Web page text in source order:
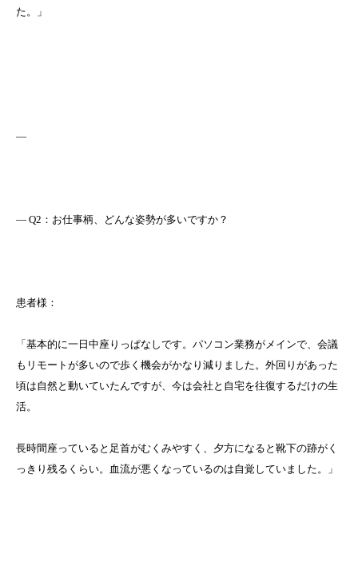
た。」
—
― Q2：お仕事柄、どんな姿勢が多いですか？
患者様：
「基本的に一日中座りっぱなしです。パソコン業務がメインで、会議
もリモートが多いので歩く機会がかなり減りました。外回りがあった
頃は自然と動いていたんですが、今は会社と自宅を往復するだけの生
活。
長時間座っていると足首がむくみやすく、夕方になると靴下の跡がく
っきり残るくらい。血流が悪くなっているのは自覚していました。」